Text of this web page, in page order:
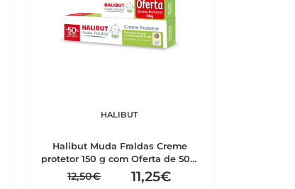
HALIBUT
Halibut Muda Fraldas Creme
protetor 150 g com Oferta de 50%
e Creme protetor 50 g
12,50€ 11,25€